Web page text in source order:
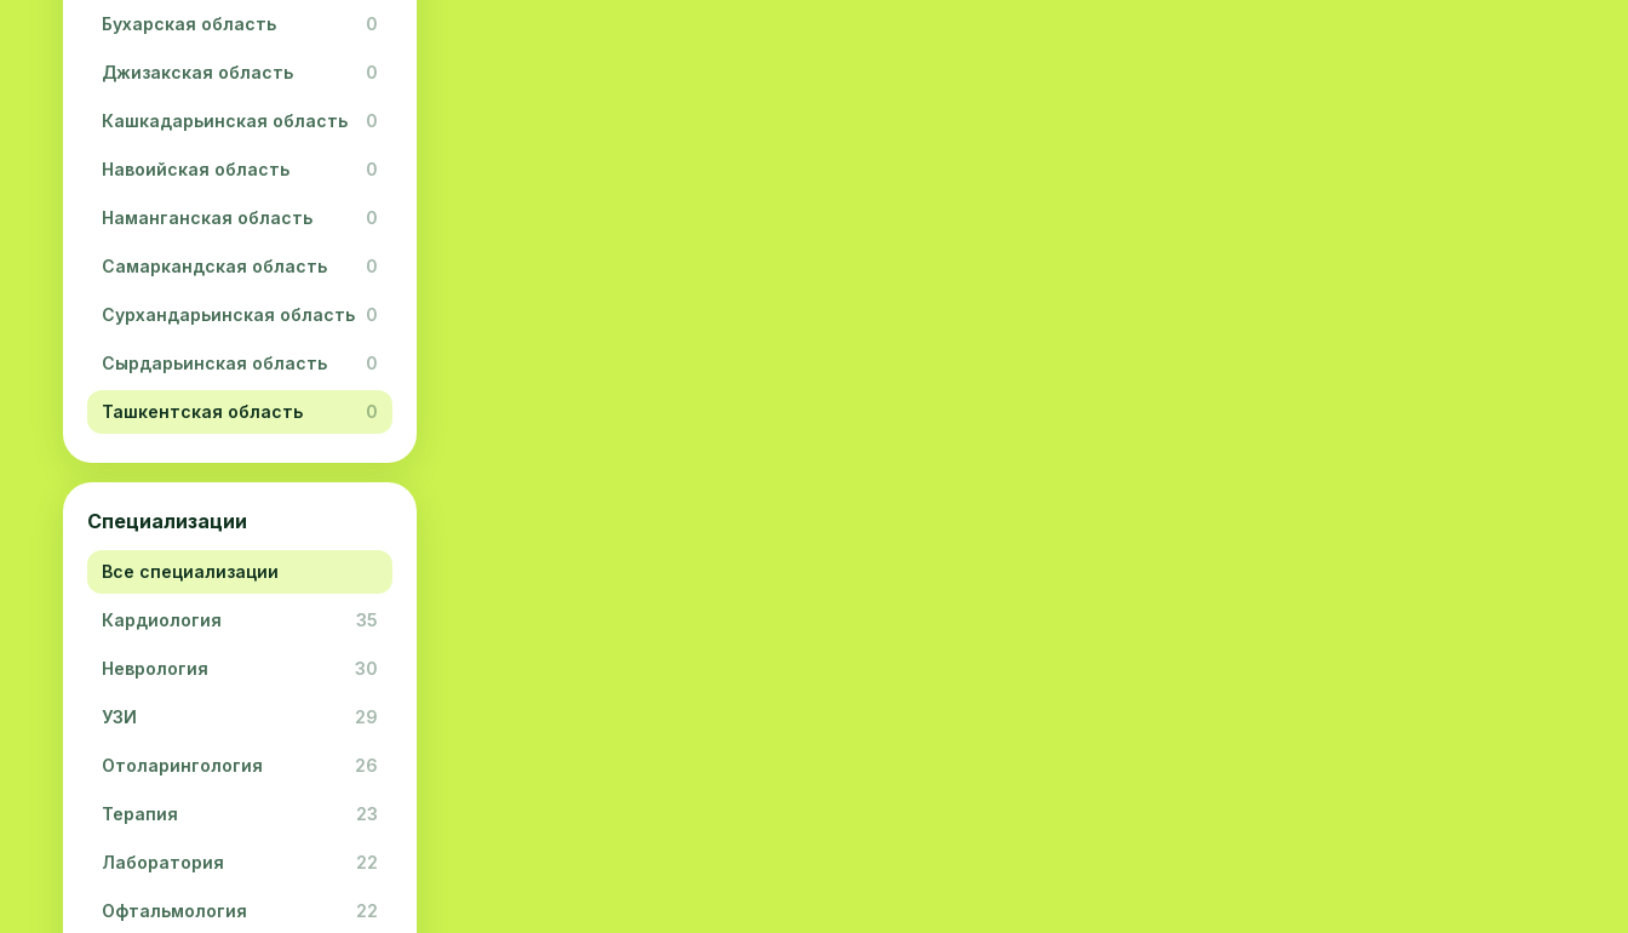
Бухарская область 0
Джизакская область 0
Кашкадарьинская область 0
Навоийская область 0
Наманганская область 0
Самаркандская область 0
Сурхандарьинская область 0
Сырдарьинская область 0
Ташкентская область 0
Ферганская область 0
Республика Каракалпакстан0
Специализации
Все специализации
Кардиология 35
Неврология 30
УЗИ 29
Отоларингология 26
Терапия 23
Лаборатория 22
Офтальмология 22